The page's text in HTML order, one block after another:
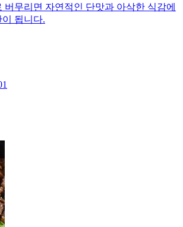
버무리면 자연적인 단맛과 아삭한 식감에
됩니다.